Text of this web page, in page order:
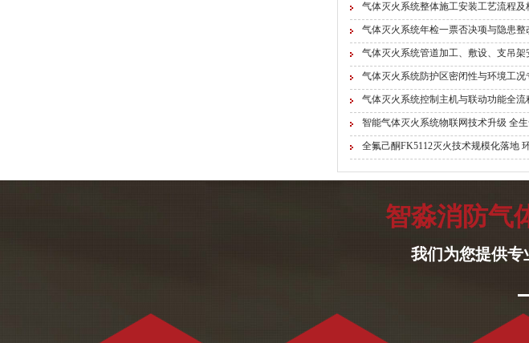
气体灭火系统整体施工安装工艺流程及
气体灭火系统年检一票否决项与隐患整
气体灭火系统管道加工、敷设、支吊架
气体灭火系统防护区密闭性与环境工况
气体灭火系统控制主机与联动功能全流
智能气体灭火系统物联网技术升级 全
全氟己酮FK5112灭火技术规模化落地
智淼消防气
我们为您提供专